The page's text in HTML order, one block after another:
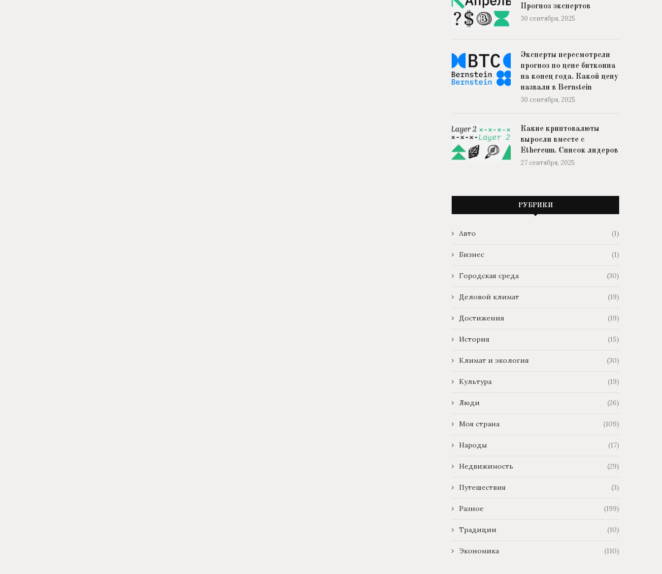
Прогноз экспертов
30 сентября, 2025
Эксперты пересмотрели
прогноз по цене биткоина
на конец года. Какой цену
назвали в Bernstein
30 сентября, 2025
Какие криптовалюты
выросли вместе с
Ethereum. Список лидеров
27 сентября, 2025
РУБРИКИ
Авто (1)
Бизнес (1)
Городская среда (30)
Деловой климат (19)
Достижения (19)
История (15)
Климат и экология (30)
Культура (19)
Люди (26)
Моя страна (109)
Народы (17)
Недвижимость (29)
Путешествия (3)
Разное (199)
Традиции (10)
Экономика (110)